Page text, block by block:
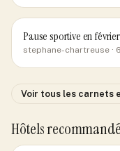
Pause sportive en février
stephane-chartreuse ·
Voir tous les carnets
Hôtels